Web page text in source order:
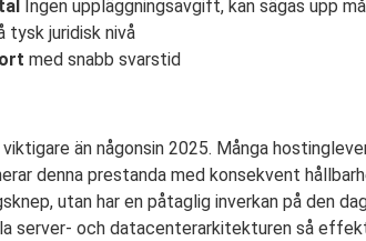
Ingen uppläggningsavgift, kan sägas upp
tysk juridisk nivå
med snabb svarstid
än någonsin 2025. Många
denna prestanda med konsekvent
utan har en påtaglig inverkan på den
server- och datacenterarkitekturen så